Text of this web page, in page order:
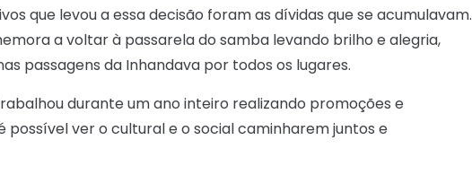
que levou a essa decisão foram as dívidas que se acumulavam.
a voltar à passarela do samba levando brilho e alegria,
passagens da Inhandava por todos os lugares.
durante um ano inteiro realizando promoções e
ver o cultural e o social caminharem juntos e